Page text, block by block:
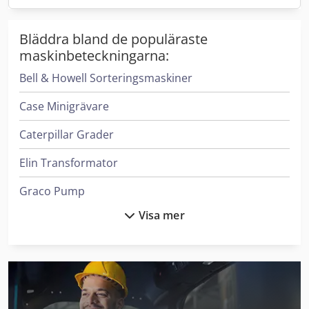
Bläddra bland de populäraste
maskinbeteckningarna:
Bell & Howell Sorteringsmaskiner
Case Minigrävare
Caterpillar Grader
Elin Transformator
Graco Pump
Hanomag Bulldozers
Hp Skrivare
Visa mer